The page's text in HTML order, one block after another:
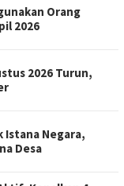
Orang
2026
2026 Turun,
Istana Negara,
Desa